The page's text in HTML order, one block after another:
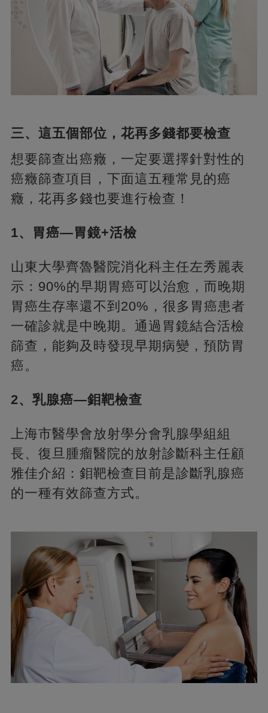
三、這五個部位，花再多錢都要檢查
想要篩查出癌癥，一定要選擇針對性的
癌癥篩查項目，下面這五種常見的癌
癥，花再多錢也要進行檢查！
1、胃癌—胃鏡+活檢
山東大學齊魯醫院消化科主任左秀麗表
示：90%的早期胃癌可以治愈，而晚期
胃癌生存率還不到20%，很多胃癌患者
一確診就是中晚期。通過胃鏡結合活檢
篩查，能夠及時發現早期病變，預防胃
癌。
2、乳腺癌—鉬靶檢查
上海市醫學會放射學分會乳腺學組組
長、復旦腫瘤醫院的放射診斷科主任顧
雅佳介紹：鉬靶檢查目前是診斷乳腺癌
的一種有效篩查方式。